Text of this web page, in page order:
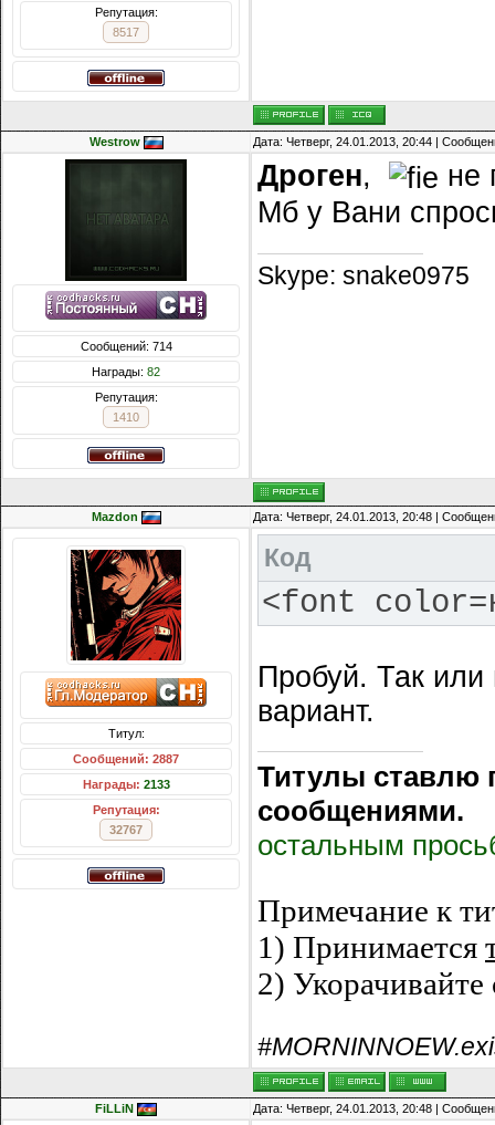
Репутация:
8517
Westrow Дата: Четверг, 24.01.2013, 20:44 |
Сообщений: 714
Награды: 82
Репутация:
1410
Дроген,
не
Мб у Вани
Skype: snake0975
Mazdon Дата: Четверг, 24.01.2013, 20:48 |
Титул:
Сообщений: 2887
Награды: 2133
Репутация:
32767
Код
<font
Пробуй. Так
вариант.
Титулы
сообщениями.
остальным
Примечание к
1) Принимается
2)
FiLLiN Дата: Четверг, 24.01.2013, 20:48 |